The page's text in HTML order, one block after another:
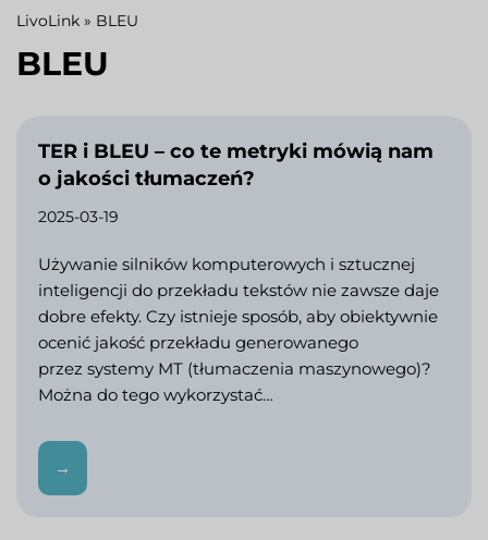
LivoLink » BLEU
BLEU
TER i BLEU – co te metryki mówią nam
o jakości tłumaczeń?
2025-03-19
Używanie silników komputerowych i sztucznej
inteligencji do przekładu tekstów nie zawsze daje
dobre efekty. Czy istnieje sposób, aby obiektywnie
ocenić jakość przekładu generowanego
przez systemy MT (tłumaczenia maszynowego)?
Można do tego wykorzystać…
→